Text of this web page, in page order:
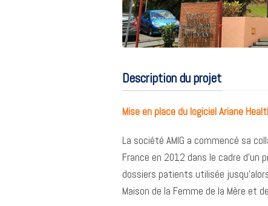
Description du projet
Mise en place du logiciel Ariane
La société AMIG a commencé sa
France en 2012 dans le cadre d’un
dossiers patients utilisée
Maison de la Femme de la Mère et